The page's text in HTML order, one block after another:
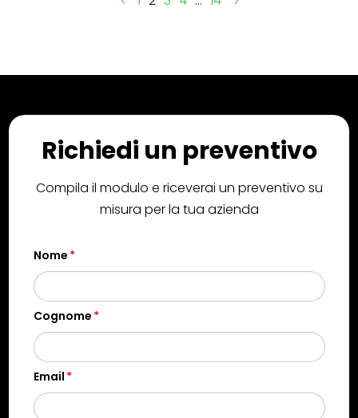
Richiedi un preventivo
Compila il modulo e riceverai un preventivo su
misura per la tua azienda
Nome
Cognome
Email